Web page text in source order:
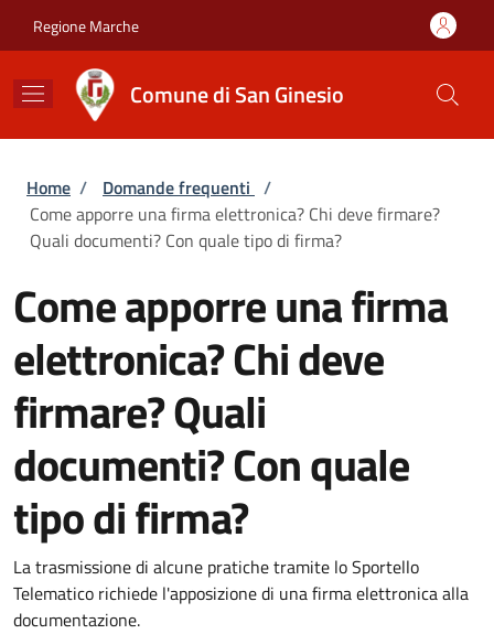
Regione Marche
Comune di San Ginesio
Briciole di pane
Home / Domande frequenti /
Come apporre una firma elettronica? Chi deve firmare?
Quali documenti? Con quale tipo di firma?
Come apporre una firma
elettronica? Chi deve
firmare? Quali
documenti? Con quale
tipo di firma?
La trasmissione di alcune pratiche tramite lo Sportello
Telematico richiede l'apposizione di una firma elettronica alla
documentazione.